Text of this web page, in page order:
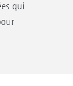
qui
la